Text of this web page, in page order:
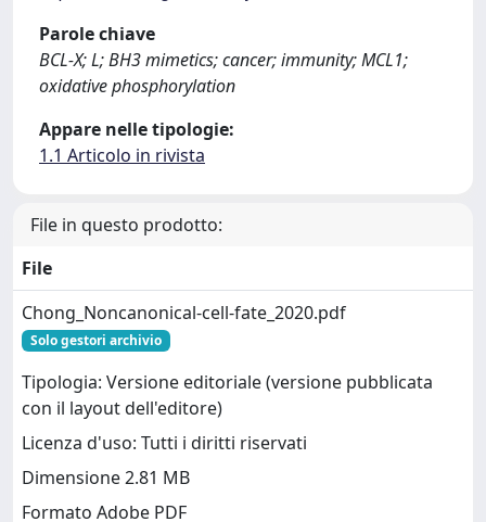
Parole chiave
BCL-X; L; BH3 mimetics; cancer; immunity; MCL1;
oxidative phosphorylation
Appare nelle tipologie:
1.1 Articolo in rivista
File in questo prodotto:
File
Chong_Noncanonical-cell-fate_2020.pdf
Solo gestori archivio
Tipologia: Versione editoriale (versione pubblicata
con il layout dell'editore)
Licenza d'uso: Tutti i diritti riservati
Dimensione 2.81 MB
Formato Adobe PDF